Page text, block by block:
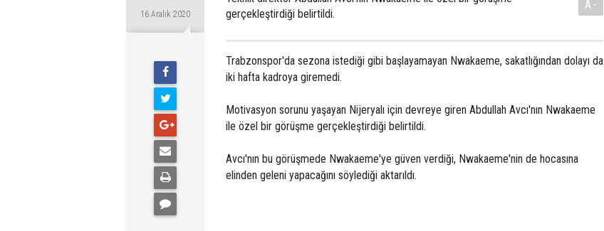
16 Aralık 2020
gerçekleştirdiği belirtildi.
A-
Trabzonspor'da sezona istediği gibi başlayamayan Nwakaeme, sakatlığından dolayı da
iki hafta kadroya giremedi.
Motivasyon sorunu yaşayan Nijeryalı için devreye giren Abdullah Avcı'nın Nwakaeme
ile özel bir görüşme gerçekleştirdiği belirtildi.
Avcı'nın bu görüşmede Nwakaeme'ye güven verdiği, Nwakaeme'nin de hocasına
elinden geleni yapacağını söylediği aktarıldı.